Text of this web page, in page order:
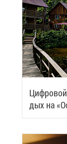
дых на
вить си­лы